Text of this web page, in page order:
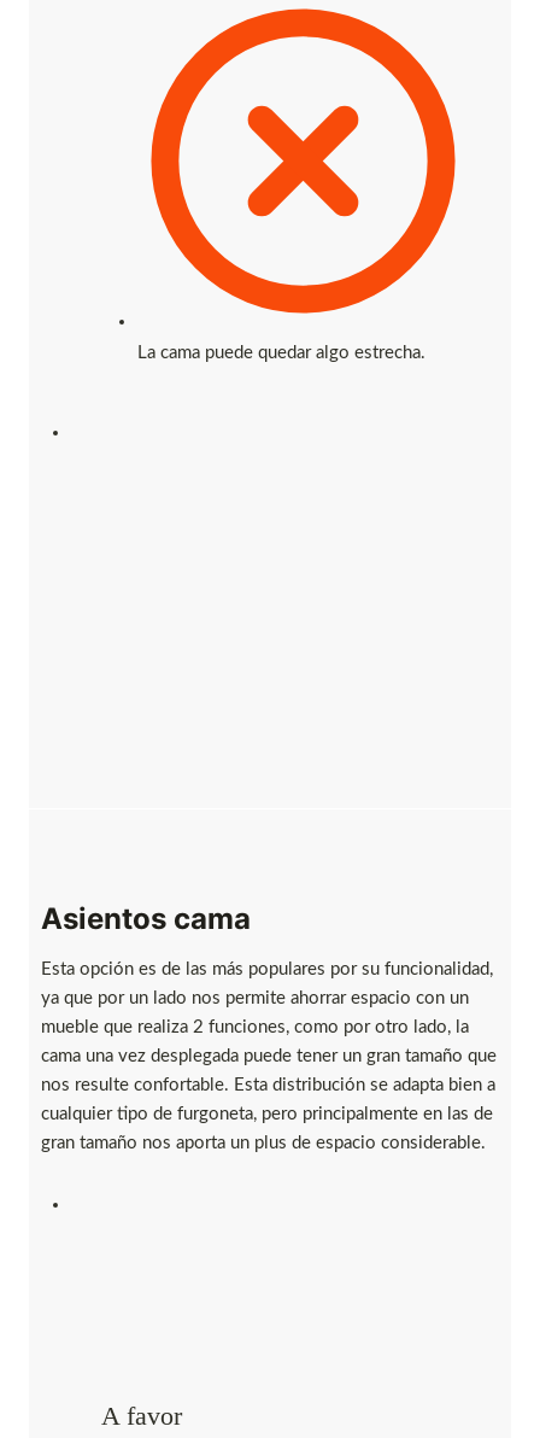
La cama puede quedar algo estrecha.
Asientos cama
Esta opción es de las más populares por su funcionalidad,
ya que por un lado nos permite ahorrar espacio con un
mueble que realiza 2 funciones, como por otro lado, la
cama una vez desplegada puede tener un gran tamaño que
nos resulte confortable. Esta distribución se adapta bien a
cualquier tipo de furgoneta, pero principalmente en las de
gran tamaño nos aporta un plus de espacio considerable.
A favor